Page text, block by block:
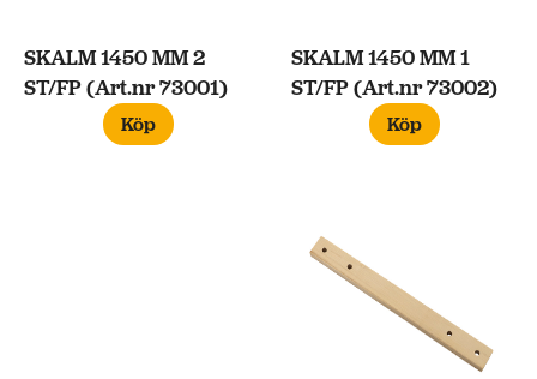
SKALM 1450 MM 1
ST/FP (Art.nr 73002)
Köp
SKALM 1450 MM 2
ST/FP (Art.nr 73001)
Köp